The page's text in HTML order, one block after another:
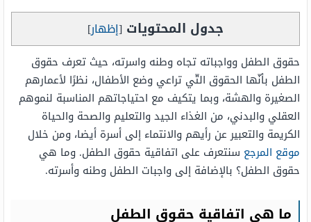
جدول المحتويات [إظهار]
حقوق الطفل وواجباته تجاه وطنه واسرته، حيث تعرف حقوق
الطفل بأنّها الحقوق التّي تراعي وضع الأطفال، نظرًا لأعمارهم
الصغيرة والهشة، وبما يتكيف مع احتياجاتهم المناسبة لنموهم
العقلي والبدني، من الغذاء الجيد والتعليم والصحة والحياة
الكريمة والتعبير عن رأيهم والانتماء إلى أسرة أيضا، ومن خلال
موقع المرجع سنتعرف على اتفاقية حقوق الطفل. وما هي
حقوق الطفل؟ بالإضافة إلى واجبات الطفل وطنه وأسرته.
ما هي اتفاقية حقوق الطفل